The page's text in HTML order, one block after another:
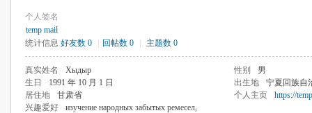
个人签名
temp mail
统计信息 好友数 0 回帖数 0 主题数 0
真实姓名 Хыдыр 性别
男
生日
1991 年 10 月 1 日 出生地
宁夏回族自
居住地
甘肃省 个人主页
https://
兴趣爱好
изучение народных забытых ремесел,